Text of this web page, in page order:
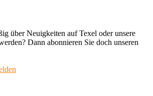
über Neuigkeiten auf Texel oder unsere
Dann abonnieren Sie doch unseren